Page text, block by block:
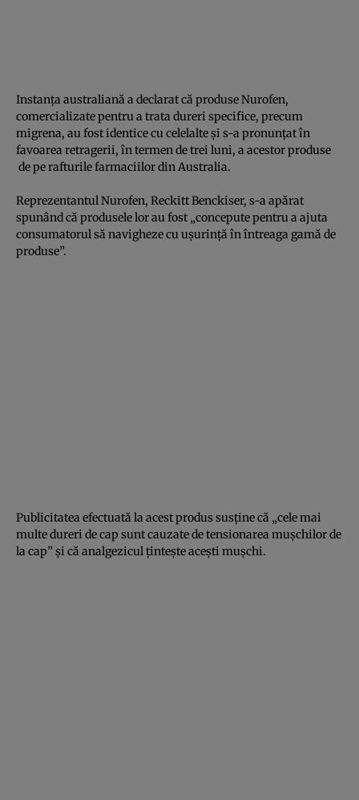
Instanţa australiană a declarat că produse Nurofen,
comercializate pentru a trata dureri specifice, precum
migrena, au fost identice cu celelalte şi s-a pronunţat în
favoarea retragerii, în termen de trei luni, a acestor produse
de pe rafturile farmaciilor din Australia.
Reprezentantul Nurofen, Reckitt Benckiser, s-a apărat
spunând că produsele lor au fost „concepute pentru a ajuta
consumatorul să navigheze cu uşurinţă în întreaga gamă de
produse”.
Publicitatea efectuată la acest produs susţine că „cele mai
multe dureri de cap sunt cauzate de tensionarea muşchilor de
la cap” şi că analgezicul ţinteşte aceşti muşchi.